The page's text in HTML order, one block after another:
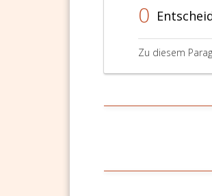
0
Zu diesem